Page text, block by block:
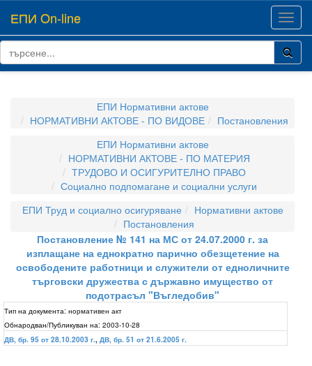
ЕПИ On-line
ЕПИ Нормативни актове
НОРМАТИВНИ АКТОВЕ - ПО ВИДОВЕ
Постановления
ЕПИ Нормативни актове
НОРМАТИВНИ АКТОВЕ - ПО МАТЕРИЯ
ТРУДОВО И ОСИГУРИТЕЛНО ПРАВО
Социално подпомагане и социални услуги
ЕПИ Труд и социално осигуряване
Нормативни актове
Постановления
Постановление № 141 на МС от 24.07.2000 г. за
изплащане на еднократно парично обезщетение на
освободените работници и служители от едноличните
търговски дружества с държавно имущество от
подотрасъл "Въгледобив"
Тип на документа: нормативен акт
Обнародван/Публикуван на: 2003-10-28
ДВ, бр. 95 от 28.10.2003 г., ДВ, бр. 51 от 21.6.2005 г.